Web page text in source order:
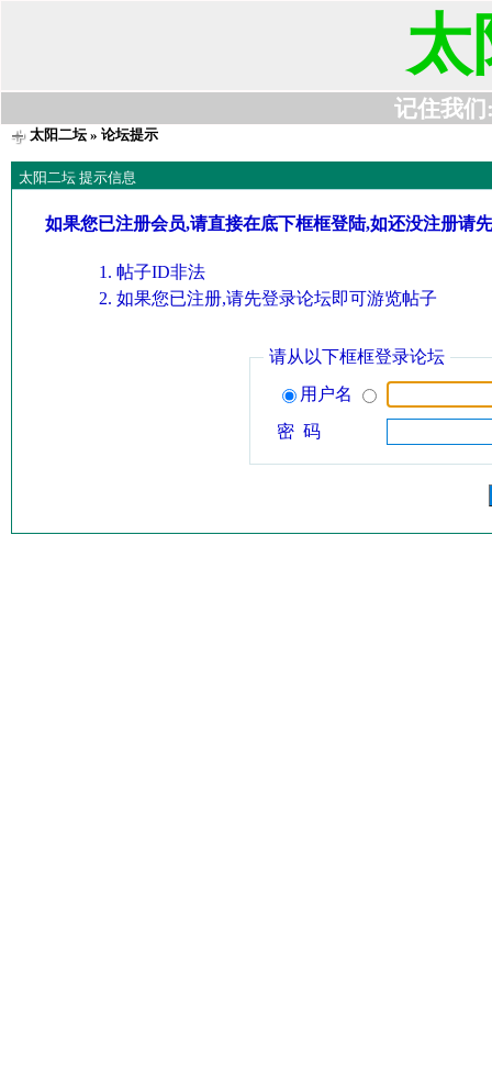
太
记住我们
太阳二坛» 论坛提示
太阳二坛 提示信息
如果您已注册会员,请直接在底下框框登陆,如还没注册请
帖子ID非法
如果您已注册,请先登录论坛即可游览帖子
请从以下框框登录论坛
用户名
密 码